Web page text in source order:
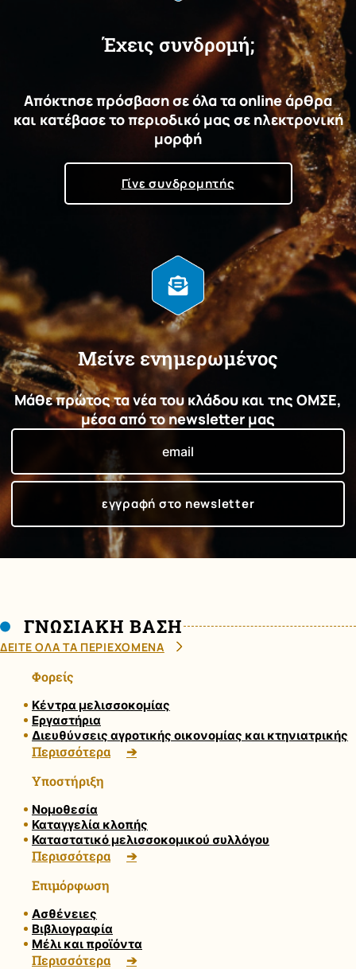
Έχεις συνδρομή;
Απόκτησε πρόσβαση σε όλα τα online άρθρα
και κατέβασε το περιοδικό μας σε ηλεκτρονική
μορφή
Γίνε συνδρομητής
Μείνε ενημερωμένος
Μάθε πρώτος τα νέα του κλάδου και της ΟΜΣΕ,
μέσα από το newsletter μας
ΓΝΩΣΙΑΚΗ ΒΑΣΗ
ΔΕΙΤΕ ΟΛΑ ΤΑ ΠΕΡΙΕΧΟΜΕΝΑ
Φορείς
Κέντρα μελισσοκομίας
Εργαστήρια
Διευθύνσεις αγροτικής οικονομίας και κτηνιατρικής
Περισσότερα
Υποστήριξη
Νομοθεσία
Καταγγελία κλοπής
Καταστατικό μελισσοκομικού συλλόγου
Περισσότερα
Επιμόρφωση
Ασθένειες
Βιβλιογραφία
Μέλι και προϊόντα
Περισσότερα